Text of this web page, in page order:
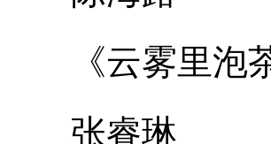
《云雾里泡茶
张睿琳